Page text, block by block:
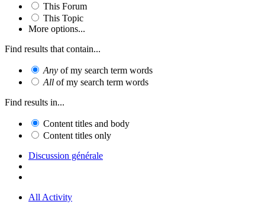
This Forum
This Topic
More options...
Find results that contain...
Any of my search term words
All of my search term words
Find results in...
Content titles and body
Content titles only
Discussion générale
All Activity